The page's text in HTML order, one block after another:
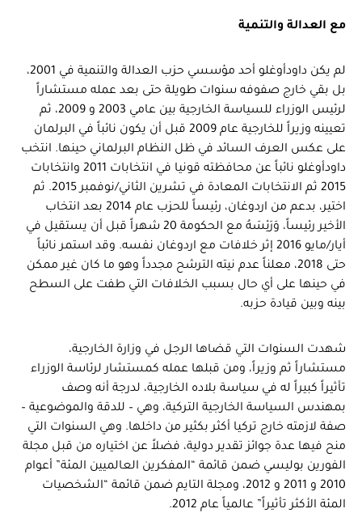
مع العدالة والتنمية
لم يكن داودأوغلو أحد مؤسسي حزب العدالة والتنمية في 2001،
بل بقي خارج صفوفه سنوات طويلة حتى بعد عمله مستشاراً
لرئيس الوزراء للسياسة الخارجية بين عامي 2003 و 2009، ثم
تعيينه وزيراً للخارجية عام 2009 قبل أن يكون نائباً في البرلمان
على عكس العرف السائد في ظل النظام البرلماني حينها. انتخب
داودأوغلو نائباً عن محافظته قونيا في انتخابات 2011 وانتخابات
2015 ثم الانتخابات المعادة في تشرين الثاني/نوفمبر 2015. ثم
اختير، بدعم من اردوغان، رئيساً للحزب عام 2014 بعد انتخاب
الأخير رئيساً، وَرَئِسَهُ مع الحكومة 20 شهراً قبل أن يستقيل في
أيار/مايو 2016 إثر خلافات مع اردوغان نفسه. وقد استمر نائباً
حتى 2018، معلناً عدم نيته الترشح مجدداً وهو ما كان غير ممكن
في حينها على أي حال بسبب الخلافات التي طفت على السطح
بينه وبين قيادة حزبه.
شهدت السنوات التي قضاها الرجل في وزارة الخارجية،
مستشاراً ثم وزيراً، ومن قبلها عمله كمستشار لرئاسة الوزراء
تأثيراً كبيراً له في سياسة بلاده الخارجية، لدرجة أنه وصف
بمهندس السياسة الخارجية التركية، وهي – للدقة والموضوعية –
صفة لازمته خارج تركيا أكثر بكثير من داخلها. وهي السنوات التي
منح فيها عدة جوائز تقدير دولية، فضلاً عن اختياره من قبل مجلة
الفورين بوليسي ضمن قائمة “المفكرين العالميين المئة” أعوام
2010 و 2011 و 2012، ومجلة التايم ضمن قائمة “الشخصيات
المئة الأكثر تأثيراً” عالمياً عام 2012.